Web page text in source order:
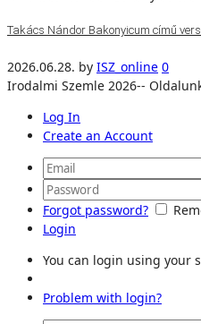
Takács Nándor Bakonyicum című
2026.06.28. by ISZ_online 0
Irodalmi Szemle 2026--
Log In
Create an Account
Forgot password?
Login
You can login using your
Problem with login?